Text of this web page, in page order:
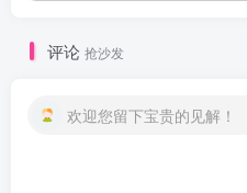
评论 抢沙发
欢迎您留下宝贵的见解！